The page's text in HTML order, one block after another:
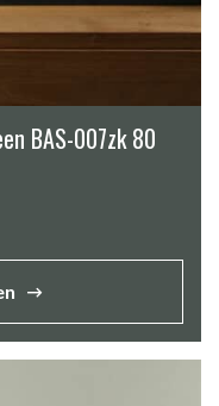
BAS-007zk 80